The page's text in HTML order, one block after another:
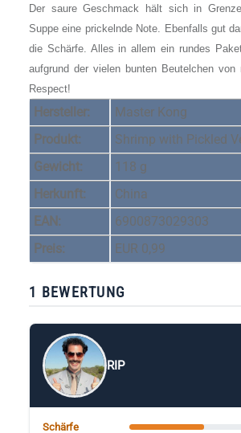
Der saure Geschmack hält sich in
Suppe eine prickelnde Note. Ebenfalls gut
die Schärfe. Alles in allem ein rundes
aufgrund der vielen bunten Beutelchen
Respect!
Hersteller:
Master Kong
Produkt:
Shrimp with Pickled
Gewicht:
118 g
Herkunft:
China
EAN:
6900873029303
Preis:
EUR 0,99
1 BEWERTUNG
RIP
Schärfe